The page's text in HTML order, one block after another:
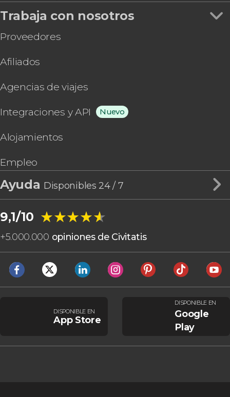
Trabaja con nosotros
Proveedores
Afiliados
Agencias de viajes
Integraciones y API Nuevo
Alojamientos
Empleo
Ayuda Disponibles 24 / 7
9,1/10 ★★★★★
★★★★★
+5.000.000 opiniones de Civitatis
DISPONIBLE EN
App Store
DISPONIBLE EN
Google
Play